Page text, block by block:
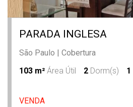
PARADA INGLESA
São Paulo | Cobertura
103 m² Área Útil 2 Dorm(s) 1
VENDA